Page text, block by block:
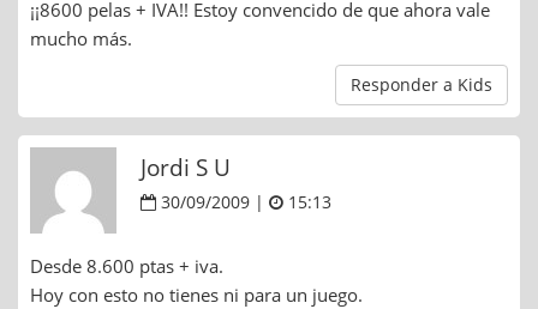
¡¡8600 pelas + IVA!! Estoy convencido de que ahora vale
mucho más.
Responder a Kids
Jordi S U
30/09/2009 | 15:13
Desde 8.600 ptas + iva.
Hoy con esto no tienes ni para un juego.